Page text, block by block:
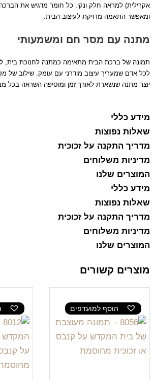
אקרילית) למראה חלק ונקי. כל חומר מדגיש את
ומאפשר התאמה מדויקת לעיצוב הבית.
מתנה עם מסר חם ומשמעותי
תמונה של ברכת הבית מתאימה כמתנה לחנוכת בית,
לכל אדם שמעריך עיצוב מודרני עם עומק. שילוב של
יוצר מתנה שנשארת לאורך זמן ומוסיפה השראה בכל
מידע כללי
שאלות נפוצות
מדריך התקנה על זכוכית
מדיניות משלוחים
המוצרים שלנו
מידע כללי
שאלות נפוצות
מדריך התקנה על זכוכית
מדיניות משלוחים
המוצרים שלנו
מוצרים קשורים
הוסף למועדפים